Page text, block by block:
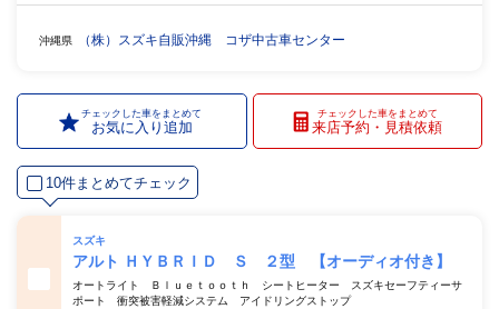
沖縄県 （株）スズキ自販沖縄 コザ中古車センター
チェックした車をまとめて
お気に入り追加
チェックした車をまとめて
来店予約・見積依頼
10件まとめてチェック
スズキ
アルト ＨＹＢＲＩＤ Ｓ ２型 【オーディオ付き】
オートライト Ｂｌｕｅｔｏｏｔｈ シートヒーター スズキセーフティーサ
ポート 衝突被害軽減システム アイドリングストップ